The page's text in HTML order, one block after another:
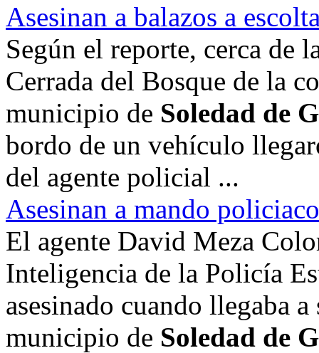
Asesinan a balazos a
Según el reporte, cerca de
Cerrada del Bosque de la
municipio de Soledad de
bordo de un vehículo
del agente policial ...
Asesinan a mando
El agente David Meza
Inteligencia de la Policía
asesinado cuando llegaba
municipio de Soledad de